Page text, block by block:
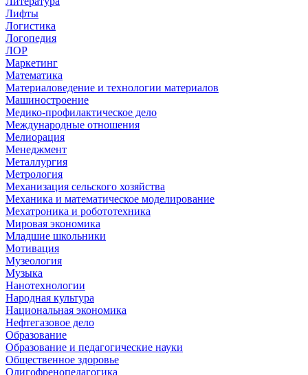
Лифты
Логистика
Логопедия
ЛОР
Маркетинг
Математика
Материаловедение и технологии материалов
Машиностроение
Медико-профилактическое дело
Международные отношения
Мелиорация
Менеджмент
Металлургия
Метрология
Механизация сельского хозяйства
Механика и математическое моделирование
Мехатроника и робототехника
Мировая экономика
Младшие школьники
Мотивация
Музеология
Музыка
Нанотехнологии
Народная культура
Национальная экономика
Нефтегазовое дело
Образование
Образование и педагогические науки
Общественное здоровье
Олигофренопедагогика